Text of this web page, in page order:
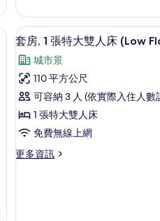
(High
Floor)
的
所
有
相
片
單
人
床,
海
景
(High
Floor)
的
詳
迷你吧、客房內保險箱、書桌、筆電工
顯
示
套
房,
1
張
特
大
5
套房, 1 張特大雙人床 (Low
城市景
110 平方公尺
可容納 3 人 (依實際入住人數
1 張特大雙人床
免費無線上網
更多資訊
更